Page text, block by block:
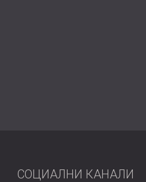
СОЦИАЛНИ КАНАЛИ